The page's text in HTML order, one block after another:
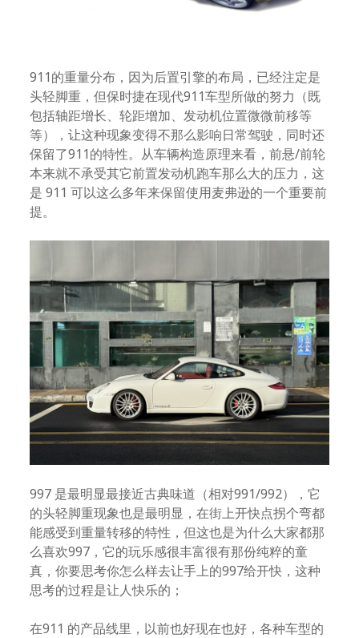
911的重量分布，因为后置引擎的布局，已经注定是
头轻脚重，但保时捷在现代911车型所做的努力（既
包括轴距增长、轮距增加、发动机位置微微前移等
等），让这种现象变得不那么影响日常驾驶，同时还
保留了911的特性。从车辆构造原理来看，前悬/前轮
本来就不承受其它前置发动机跑车那么大的压力，这
是 911 可以这么多年来保留使用麦弗逊的一个重要前
提。
997 是最明显最接近古典味道（相对991/992），它
的头轻脚重现象也是最明显，在街上开快点拐个弯都
能感受到重量转移的特性，但这也是为什么大家都那
么喜欢997，它的玩乐感很丰富很有那份纯粹的童
真，你要思考你怎么样去让手上的997给开快，这种
思考的过程是让人快乐的；
在911 的产品线里，以前也好现在也好，各种车型的